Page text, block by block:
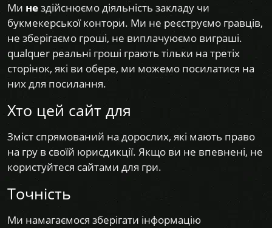
Ми нездійснюємо діяльність закладу чи
букмекерської контори. Ми не реєструємо гравців,
не зберігаємо гроші, не виплачуюємо виграші.
qualquer реальні гроші грають тільки на третіх
сторінок, які ви обере, ми можемо посилатися на
них для посилання.
Хто цей сайт для
Зміст спрямований на дорослих, які мають право
на гру в своїй юрисдикції. Якщо ви не впевнені, не
користуйтеся сайтами для гри.
Точність
Ми намагаємося зберігати інформацію